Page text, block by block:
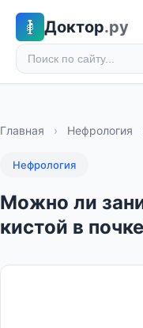
Доктор.ру
Главная › Нефрология
Нефрология
Можно ли
кистой в